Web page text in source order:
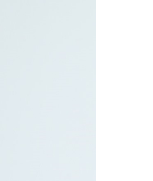
關疑問，請聯繫「AFTEE先享後
「AFTEE先享後付」服務完成之
資料，並將交易相關給付款項請
網址：
人或監護人之同意方可使用
引起之損失，本公司不負相關責
個別帳號之用戶狀況，依本公司
度不足之情形，本公司將視審查
訊註冊。若發現惡意使用之情
用戶之使用額度並採取法律行